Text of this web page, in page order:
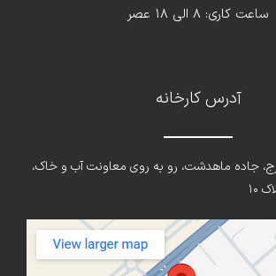
ساعت کاری: 8 الی 18 عصر
آدرس کارخانه
جاده ماهدشت، رو به روی معاونت آب و خاک،
۱۰